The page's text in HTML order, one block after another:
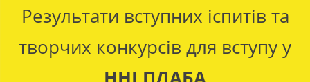
Результати вступних іспитів та
творчих конкурсів для вступу у